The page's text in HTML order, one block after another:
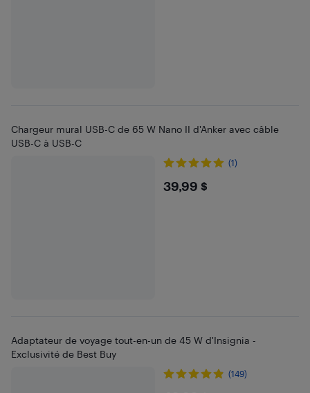
Chargeur mural USB-C de 65 W Nano II d'Anker avec câble
USB-C à USB-C
(1)
$39.99
39,99 $
Adaptateur de voyage tout-en-un de 45 W d'Insignia -
Exclusivité de Best Buy
(149)